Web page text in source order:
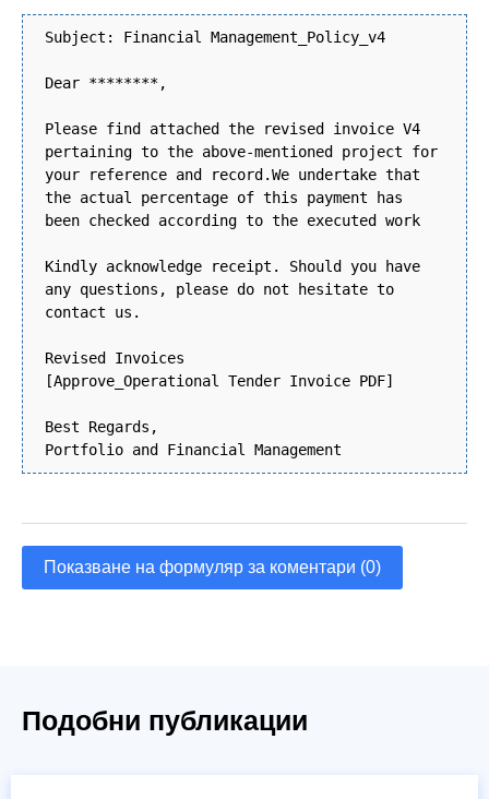
Subject: Financial Management_Policy_v4
Dear ********,
Please find attached the revised invoice V4
pertaining to the above-mentioned project for
your reference and record.We undertake that
the actual percentage of this payment has
been checked according to the executed work
Kindly acknowledge receipt. Should you have
any questions, please do not hesitate to
contact us.
Revised Invoices
[Approve_Operational Tender Invoice PDF]
Best Regards,
Portfolio and Financial Management
Показване на формуляр за коментари (0)
Подобни публикации